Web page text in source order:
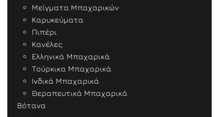
Μείγματα Μπαχαρικών
Καρυκεύματα
Πιπέρι
Κανέλες
Ελληνικά Μπαχαρικά
Τούρκικα Μπαχαρικά
Ινδικά Μπαχαρικά
Θεραπευτικά Μπαχαρικά
Βότανα